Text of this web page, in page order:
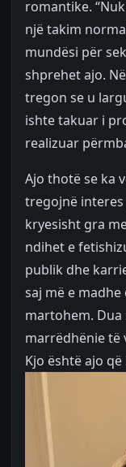
romantike.
një takim
mundësi për
shprehet ajo.
tregon se u
ishte takuar i
realizuar
Ajo thotë se ka
tregojnë
kryesisht gra
ndihet e
publik dhe
saj më e
martohem.
marrëdhënie të
Kjo është ajo